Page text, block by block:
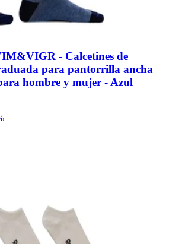
- Calcetines de
para pantorrilla ancha
hombre y mujer - Azul